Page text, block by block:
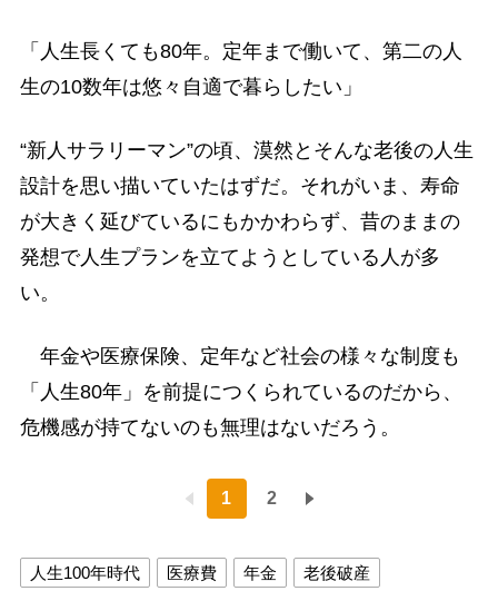
「人生長くても80年。定年まで働いて、第二の人
生の10数年は悠々自適で暮らしたい」
“新人サラリーマン”の頃、漠然とそんな老後の人生
設計を思い描いていたはずだ。それがいま、寿命
が大きく延びているにもかかわらず、昔のままの
発想で人生プランを立てようとしている人が多
い。
年金や医療保険、定年など社会の様々な制度も
「人生80年」を前提につくられているのだから、
危機感が持てないのも無理はないだろう。
1 2
人生100年時代 医療費 年金 老後破産